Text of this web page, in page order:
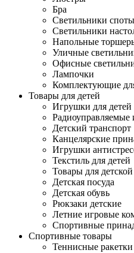
Бра
Светильники споты
Светильники
Напольные
Уличные
Офисные
Лампочки
Комплектующие
Товары для детей
Игрушки для детей
Радиоуправляемые
Детский транспорт
Канцелярские
Игрушки
Текстиль для детей
Товары для
Детская посуда
Детская обувь
Рюкзаки детские
Летние игровые
Спортивные
Спортивные товары
Теннисные ракетки